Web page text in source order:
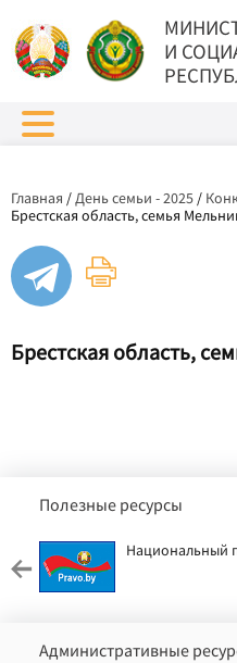
И
Главная /День семьи - 2025 /
Брестская область, семья
Брестская область,
Полезные ресурсы
Национальный
Административные